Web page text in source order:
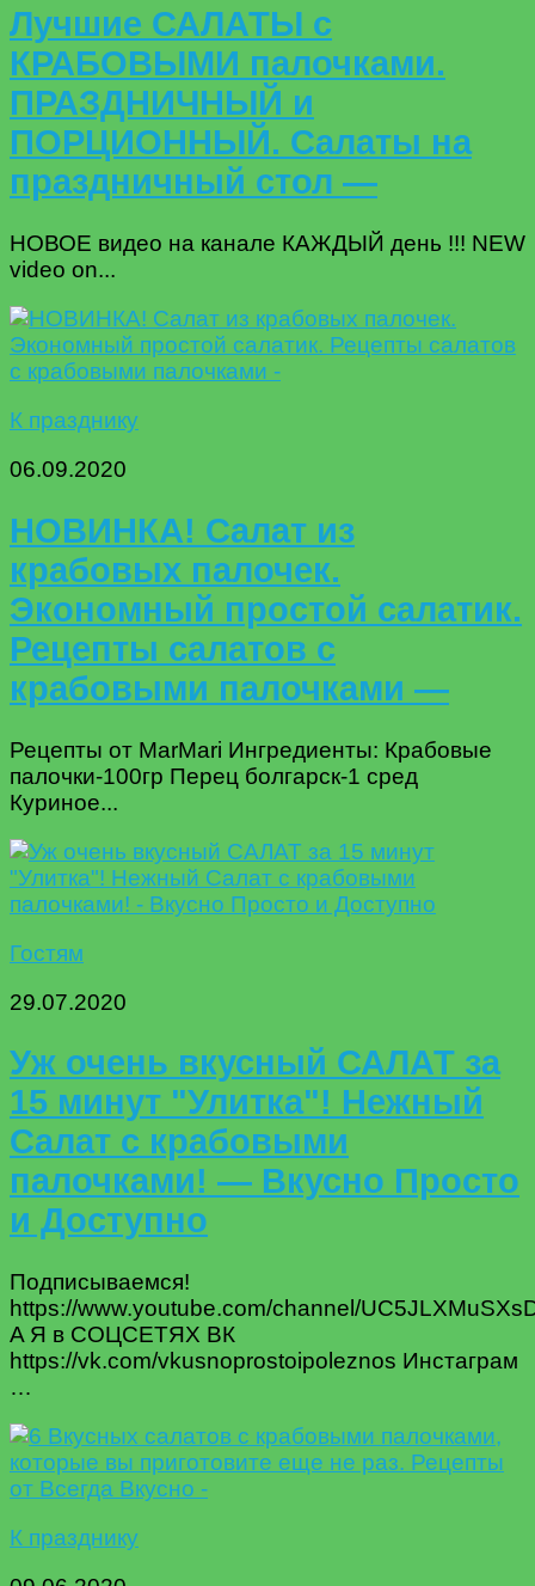
Лучшие САЛАТЫ с
КРАБОВЫМИ палочками.
ПРАЗДНИЧНЫЙ и
ПОРЦИОННЫЙ. Салаты на
праздничный стол —
НОВОЕ видео на канале КАЖДЫЙ день !!! NEW
video on...
К празднику
06.09.2020
НОВИНКА! Салат из
крабовых палочек.
Экономный простой салатик.
Рецепты салатов с
крабовыми палочками —
Рецепты от MarMari Ингредиенты: Крабовые
палочки-100гр Перец болгарск-1 сред
Куриное...
Гостям
29.07.2020
Уж очень вкусный САЛАТ за
15 минут "Улитка"! Нежный
Салат с крабовыми
палочками! — Вкусно Просто
и Доступно
Подписываемся!
https://www.youtube.com/channel/
A Я в СОЦСЕТЯХ ВК
https://vk.com/vkusnoprostoipoleznos Инстаграм
…
К празднику